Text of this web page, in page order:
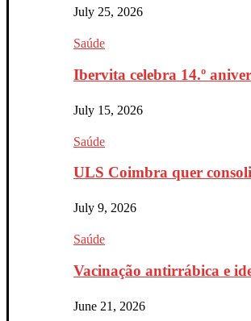
July 25, 2026
Saúde
Ibervita celebra 14.º
July 15, 2026
Saúde
ULS Coimbra quer
July 9, 2026
Saúde
Vacinação antirrábica e
June 21, 2026